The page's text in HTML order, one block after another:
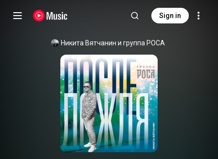
Sign in
Никита Вятчанин и группа РОСА